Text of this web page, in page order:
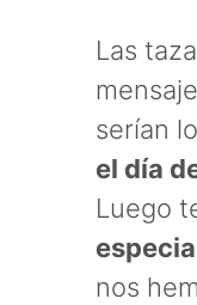
Las
serían
el día
Luego
nos